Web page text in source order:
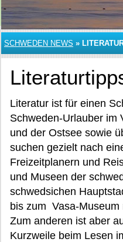
SCHWEDEN NEWS »
Literatur ist für einen
Schweden-Urlauber im
und der Ostsee sowie
suchen gezielt nach
Freizeitplanern und
und Museen der
schwedsichen
bis zum Vasa-Museum
Zum anderen ist aber
Kurzweile beim Lesen